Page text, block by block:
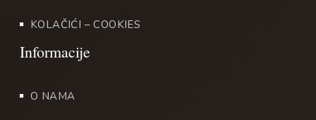
KOLAČIĆI – COOKIES
O NAMA